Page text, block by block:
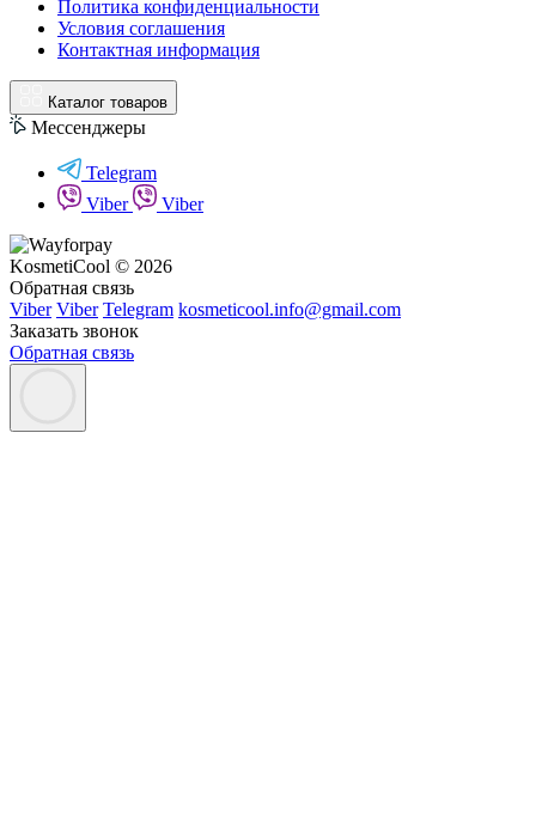
Политика конфиденциальности
Условия соглашения
Контактная информация
Каталог товаров
Мессенджеры
Telegram
Viber
Viber
KosmetiCool © 2026
Обратная связь
Viber Viber Telegram kosmeticool.info@gmail.com
Заказать звонок
Обратная связь